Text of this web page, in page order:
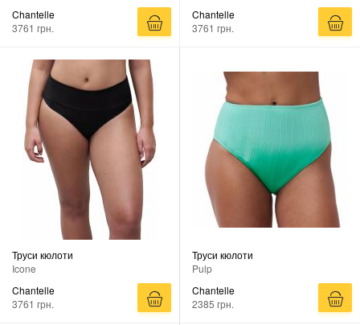
Chantelle
3761 грн.
Chantelle
3761 грн.
Труси кюлоти
Icone
Chantelle
3761 грн.
Труси кюлоти
Pulp
Chantelle
2385 грн.